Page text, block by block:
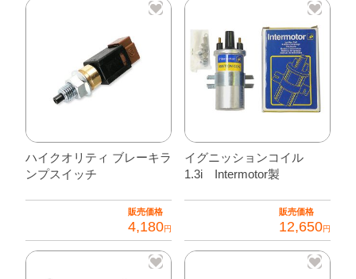
ハイクオリティ ブレーキラ
ンプスイッチ
販売価格
4,180円
イグニッションコイル
1.3i Intermotor製
販売価格
12,650円